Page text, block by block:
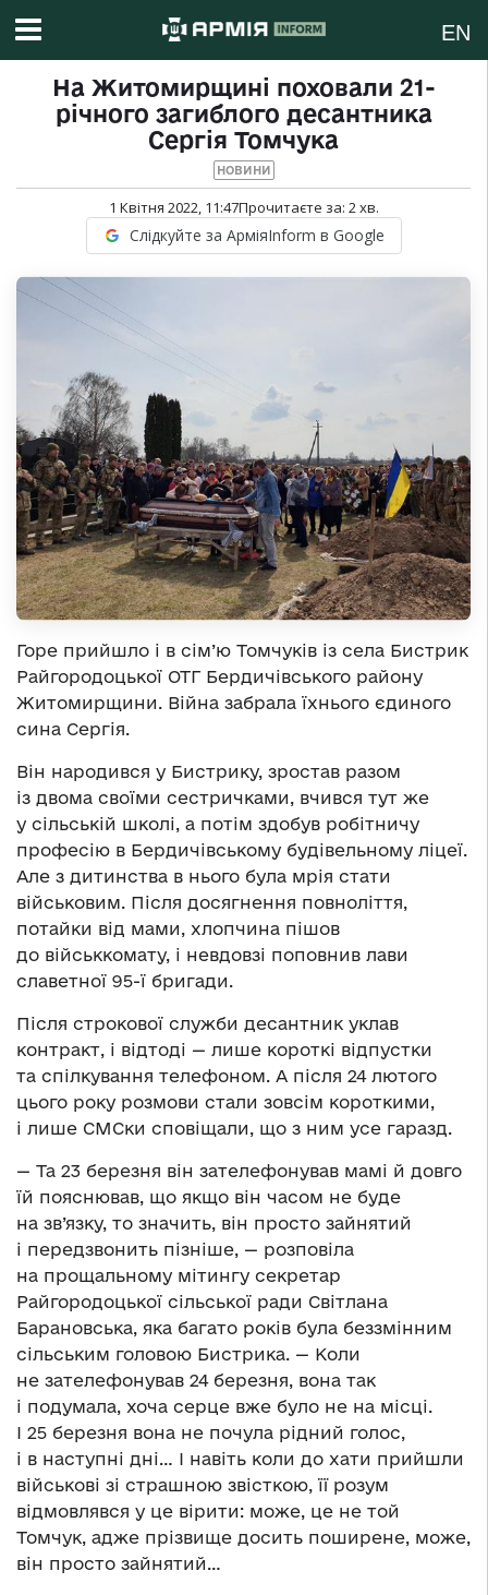
EN
На Житомирщині поховали 21-
річного загиблого десантника
Сергія Томчука
НОВИНИ
1 Квітня 2022, 11:47Прочитаєте за: 2хв.
Слідкуйте за АрміяInform в Google
Горе прийшло і в сім’ю Томчуків із села Бистрик
Райгородоцької ОТГ Бердичівського району
Житомирщини. Війна забрала їхнього єдиного
сина Сергія.
Він народився у Бистрику, зростав разом
із двома своїми сестричками, вчився тут же
у сільській школі, а потім здобув робітничу
професію в Бердичівському будівельному ліцеї.
Але з дитинства в нього була мрія стати
військовим. Після досягнення повноліття,
потайки від мами, хлопчина пішов
до військкомату, і невдовзі поповнив лави
славетної 95-ї бригади.
Після строкової служби десантник уклав
контракт, і відтоді — лише короткі відпустки
та спілкування телефоном. А після 24 лютого
цього року розмови стали зовсім короткими,
і лише СМСки сповіщали, що з ним усе гаразд.
— Та 23 березня він зателефонував мамі й довго
їй пояснював, що якщо він часом не буде
на зв’язку, то значить, він просто зайнятий
і передзвонить пізніше, — розповіла
на прощальному мітингу секретар
Райгородоцької сільської ради Світлана
Барановська, яка багато років була беззмінним
сільським головою Бистрика. — Коли
не зателефонував 24 березня, вона так
і подумала, хоча серце вже було не на місці.
І 25 березня вона не почула рідний голос,
і в наступні дні… І навіть коли до хати прийшли
військові зі страшною звісткою, її розум
відмовлявся у це вірити: може, це не той
Томчук, адже прізвище досить поширене, може,
він просто зайнятий…